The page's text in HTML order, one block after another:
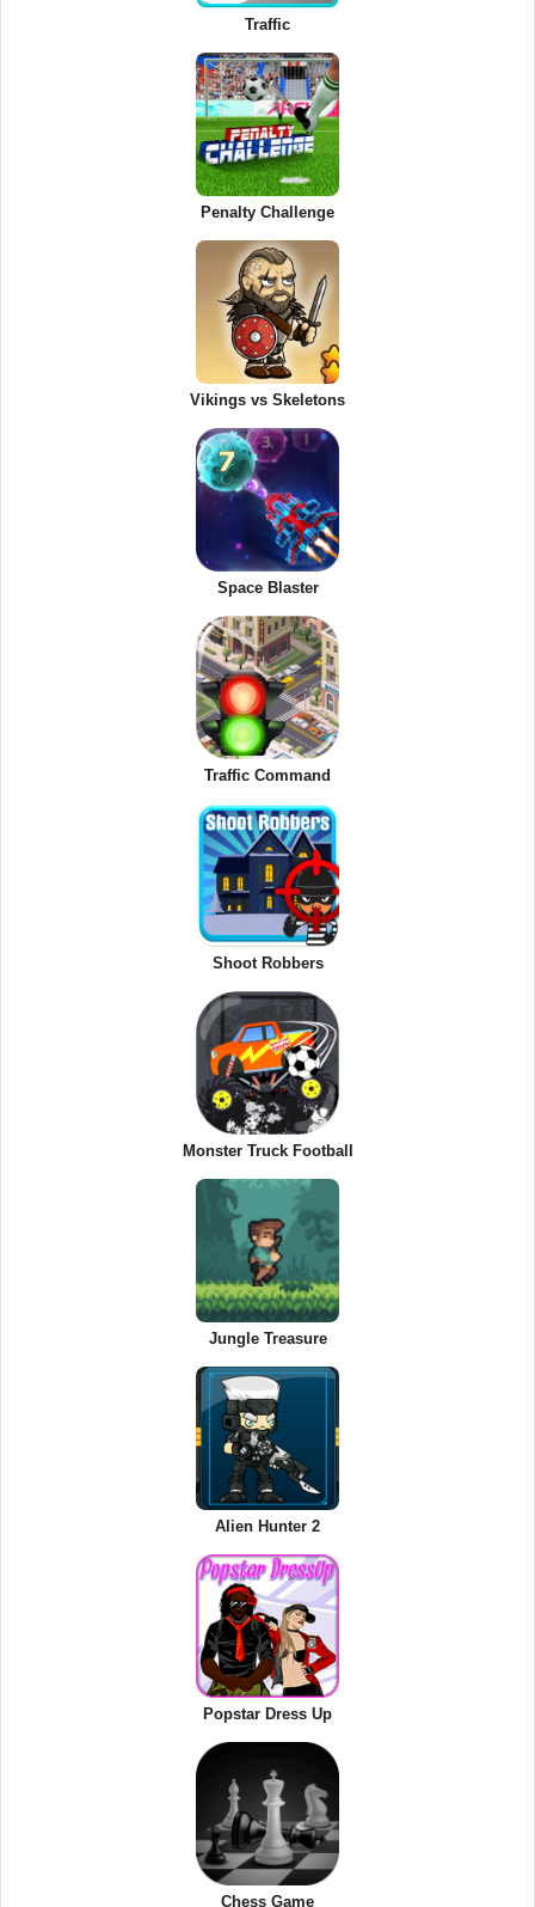
Traffic
Penalty Challenge
Vikings vs Skeletons
Space Blaster
Traffic Command
Shoot Robbers
Monster Truck Football
Jungle Treasure
Alien Hunter 2
Popstar Dress Up
Chess Game